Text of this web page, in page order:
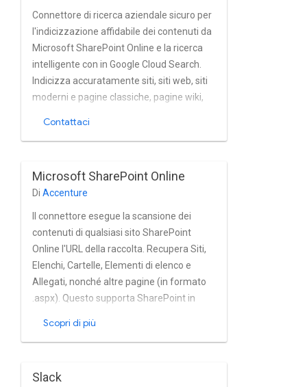
Connettore di ricerca aziendale sicuro per
l'indicizzazione affidabile dei contenuti da
Microsoft SharePoint Online e la ricerca
intelligente con in Google Cloud Search.
Indicizza accuratamente siti, siti web, siti
moderni e pagine classiche, pagine wiki,
completamente Microsoft SharePoint.
Gestione integrata di utenti e gruppi online
e Azure Active Directory e anche da
provider OAuth come SiteMinder e Okta.
La il connettore supporta l'autenticazione
federata e l'unione tenant di Microsoft
365.
Contattaci
Microsoft SharePoint Online
Di Accenture
Il connettore esegue la scansione dei
contenuti di qualsiasi sito SharePoint
Online l'URL della raccolta. Recupera Siti,
Elenchi, Cartelle, Elementi di elenco e
Allegati, nonché altre pagine (in formato
.aspx). Questo supporta SharePoint in
Utilizza l'API REST Sharepoint e consente
basati su snapshot, nonché per la
Scopri di più
Slack